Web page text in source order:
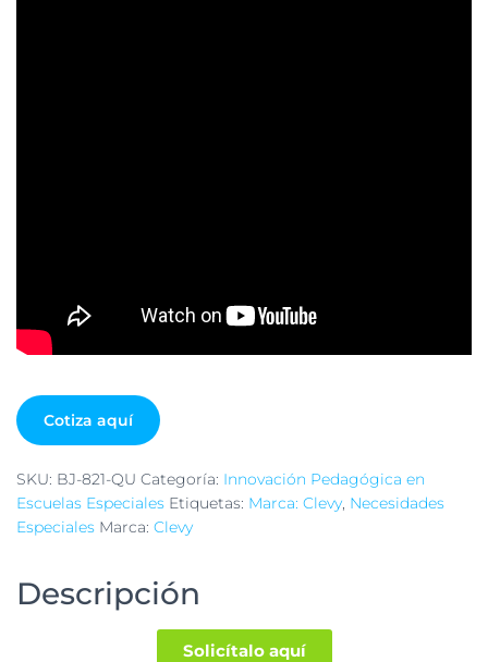
Cotiza aquí
SKU: BJ-821-QU Categoría: Innovación Pedagógica en
Escuelas Especiales Etiquetas: Marca: Clevy, Necesidades
Especiales Marca: Clevy
Descripción
Solicítalo aquí